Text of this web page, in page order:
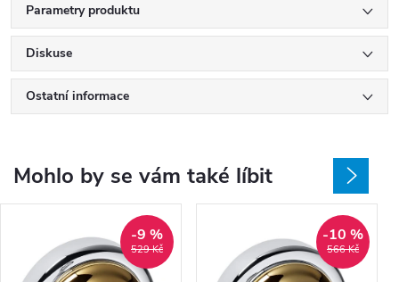
Parametry produktu
Diskuse
Ostatní informace
Mohlo by se vám také líbit
529 Kč
-9 %
566 Kč
-10 %